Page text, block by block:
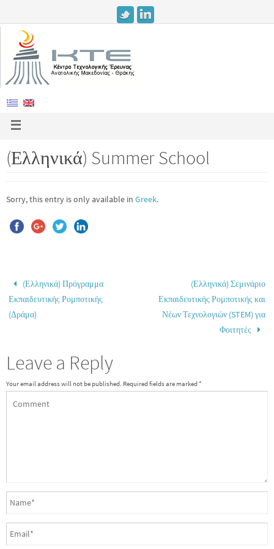
(Ελληνικά) Summer School
Sorry, this entry is only available in Greek.
(Ελληνικά) Πρόγραμμα
Εκπαιδευτικής Ρομποτικής
(Δράμα)
(Ελληνικά) Σεμινάριο
Εκπαιδευτικής Ρομποτικής και
Νέων Τεχνολογιών (STEM) για
Φοιτητές
Leave a Reply
Your email address will not be published. Required fields are marked*